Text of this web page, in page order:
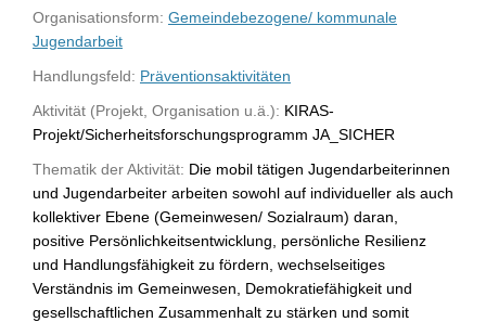
Organisationsform: Gemeindebezogene/ kommunale
Jugendarbeit
Handlungsfeld: Präventionsaktivitäten
Aktivität (Projekt, Organisation u.ä.): KIRAS-
Projekt/Sicherheitsforschungsprogramm JA_SICHER
Thematik der Aktivität: Die mobil tätigen Jugendarbeiterinnen
und Jugendarbeiter arbeiten sowohl auf individueller als auch
kollektiver Ebene (Gemeinwesen/ Sozialraum) daran,
positive Persönlichkeitsentwicklung, persönliche Resilienz
und Handlungsfähigkeit zu fördern, wechselseitiges
Verständnis im Gemeinwesen, Demokratiefähigkeit und
gesellschaftlichen Zusammenhalt zu stärken und somit